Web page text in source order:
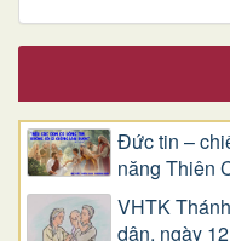
Đức tin –
năng Thiên
VHTK
dân, ngày